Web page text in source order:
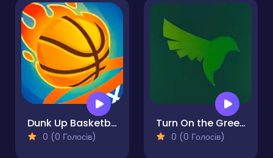
Dunk Up Basketball
0 (0 Голосів)
Turn On the Green Lights
0 (0 Голосів)